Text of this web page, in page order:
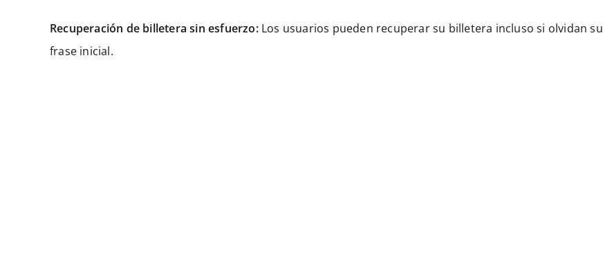
Recuperación de billetera sin esfuerzo:Los usuarios pueden recuperar su billetera incluso si olvidan su
frase inicial.